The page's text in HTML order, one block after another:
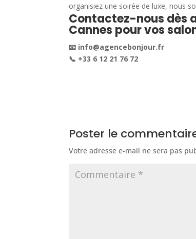
organisiez une soirée de luxe, nous
Contactez-nous dès
Cannes pour vos
📧 info@agencebonjour.fr
📞 +33 6 12 21 76 72
Poster le
Votre adresse e-mail ne sera pas